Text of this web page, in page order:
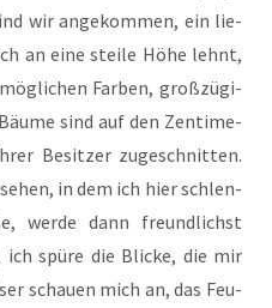
wir ange­kom­men, ein lie­
an eine stei­le Höhe lehnt,
Far­ben, groß­zü­gi­
sind auf den Zen­ti­me­
Besit­zer zuge­schnit­ten.
in dem ich hier schlen­
wer­de dann freund­lichst
ich spü­re die Bli­cke, die mir
schau­en mich an, das Feu­